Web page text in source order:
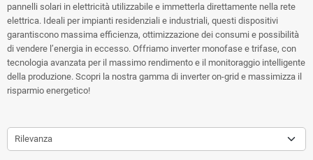
pannelli solari in elettricità utilizzabile e immetterla direttamente nella rete
elettrica. Ideali per impianti residenziali e industriali, questi dispositivi
garantiscono massima efficienza, ottimizzazione dei consumi e possibilità
di vendere l’energia in eccesso. Offriamo inverter monofase e trifase, con
tecnologia avanzata per il massimo rendimento e il monitoraggio intelligente
della produzione. Scopri la nostra gamma di inverter on-grid e massimizza il
risparmio energetico!
Rilevanza